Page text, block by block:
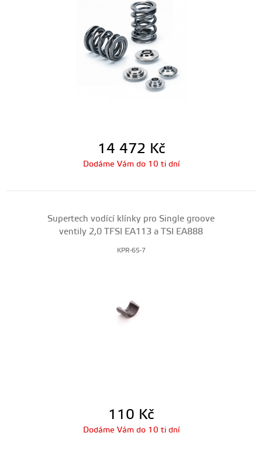
14 472 Kč
Dodáme Vám do 10 ti dní
Supertech vodící klínky pro Single groove
ventily 2,0 TFSI EA113 a TSI EA888
KPR-6S-7
110 Kč
Dodáme Vám do 10 ti dní